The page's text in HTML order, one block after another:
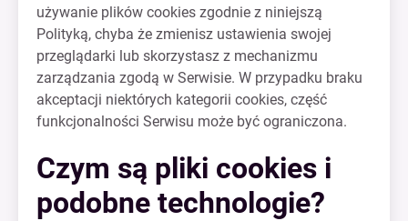
używanie plików cookies zgodnie z niniejszą
Polityką, chyba że zmienisz ustawienia swojej
przeglądarki lub skorzystasz z mechanizmu
zarządzania zgodą w Serwisie. W przypadku braku
akceptacji niektórych kategorii cookies, część
funkcjonalności Serwisu może być ograniczona.
Czym są pliki cookies i
podobne technologie?